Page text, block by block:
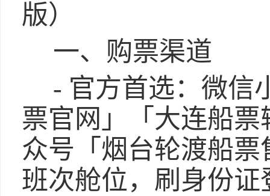
版）
一、购票渠道
- 官方首选：微信
票官网」「大连船
众号「烟台轮渡船
班次舱位，刷身份